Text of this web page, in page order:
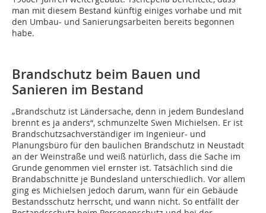
man mit diesem Bestand künftig einiges vorhabe und mit
den Umbau- und Sanierungsarbeiten bereits begonnen
habe.
Brandschutz beim Bauen und
Sanieren im Bestand
„Brandschutz ist Ländersache, denn in jedem Bundesland
brennt es ja anders“, schmunzelte Swen Michielsen. Er ist
Brandschutzsachverständiger im Ingenieur- und
Planungsbüro für den baulichen Brandschutz in Neustadt
an der Weinstraße und weiß natürlich, dass die Sache im
Grunde genommen viel ernster ist. Tatsächlich sind die
Brandabschnitte je Bundesland unterschiedlich. Vor allem
ging es Michielsen jedoch darum, wann für ein Gebäude
Bestandsschutz herrscht, und wann nicht. So entfällt der